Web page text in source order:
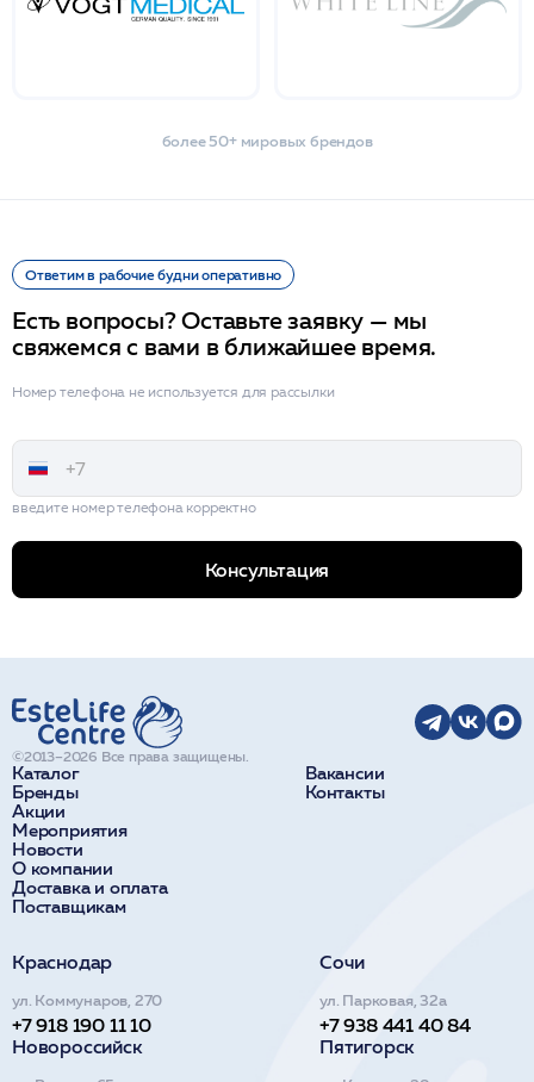
более 50+ мировых брендов
Ответим в рабочие будни оперативно
Есть вопросы? Оставьте заявку — мы
свяжемся с вами в ближайшее время.
Номер телефона не используется для рассылки
введите номер телефона корректно
Консультация
Каталог
Бренды
Акции
Мероприятия
Новости
О компании
Доставка и оплата
Поставщикам
Вакансии
Контакты
©2013–2026 Все права защищены.
Краснодар
ул. Коммунаров, 270
+7 918 190 11 10
Сочи
ул. Парковая, 32а
+7 938 441 40 84
Новороссийск
Пятигорск